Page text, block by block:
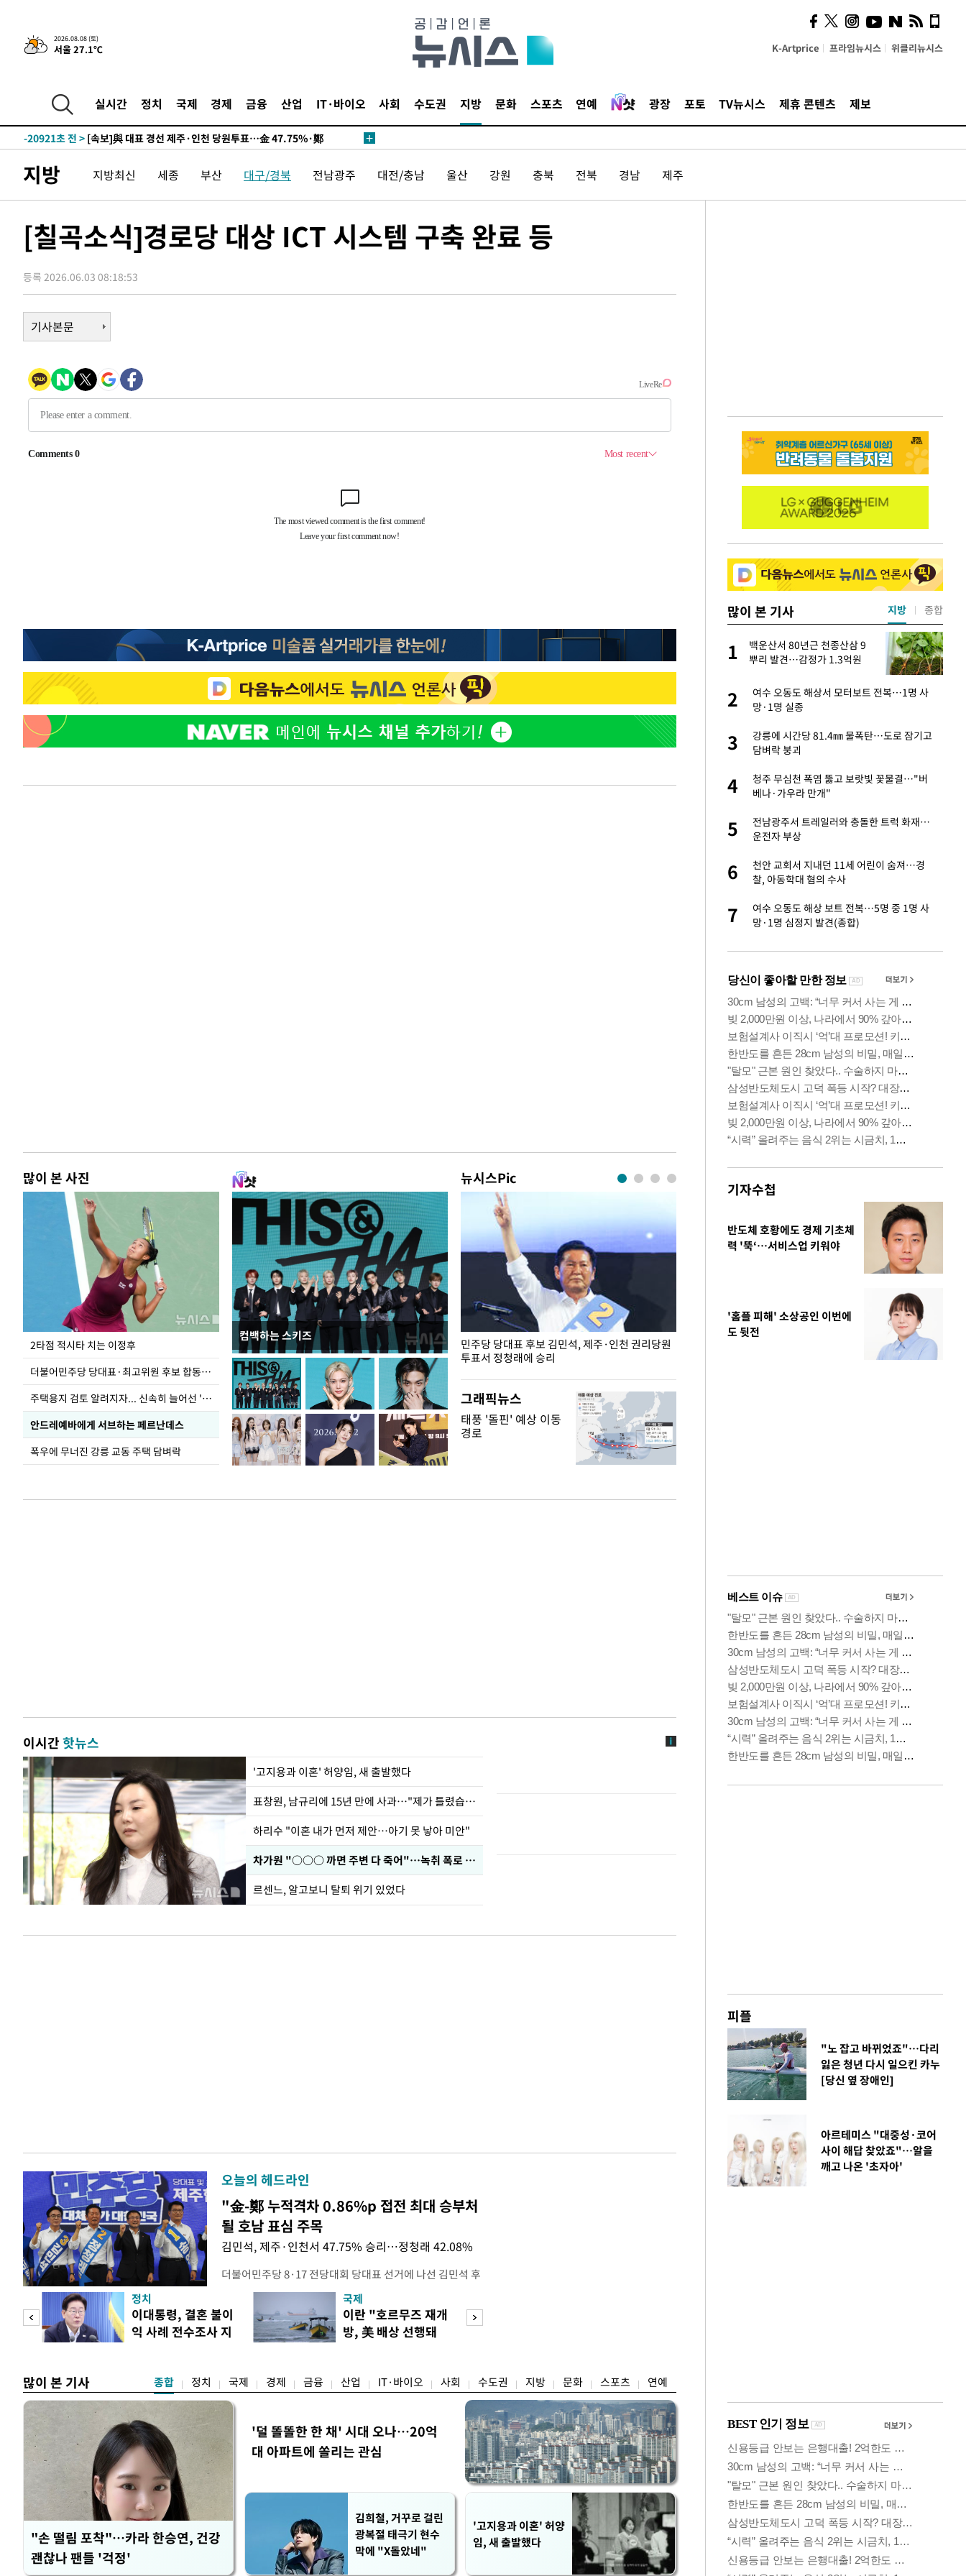
2026.08.08 (토)
서울 27.1℃ K-Artprice 프라임뉴시스 위클리뉴시스
실시간 정치 국제 경제 금융 산업 IT·바이오 사회 수도권 지방 문화 스포츠 연예 광장 포토 TV뉴시스 제휴 콘텐츠 제보
8시간 전 >[속보]뉴욕증시 상승 마감…S&P 0.6% 나스닥 1.3%↑
-21686초 전 >
한민수·김용 순
-21639초 전 >
[속보]김민석, 與 전대 당원투표 누적 득표율 45.42%로 1위… 정
청래 44.56%
-20921초 전 >
[속보]與 대표 경선 제주·인천 당원투표…金 47.75%·鄭
42.08%·宋 10.17%
-20455초 전 >이강인 "아틀레티코 이적 기뻐…등번호 7번 의미보단 팀 위해 뛸
것"
-20390초 전 >
[속보]與 당대표 경선, 제주·인천 권리당원 투표 김민석 승리
틀레티코 이적"
-13216초 전 >수도권 40도 육박 '펄펄'…동해안 일부 지역엔 호의주의보
-12185초 전 >
온열질환 사망자 3명 늘어…누적 환자 3000명 돌파
-6130초 전 >강릉에 시간당 81.4㎜ 물폭탄…도로 잠기고 담벼락 붕괴
-2237초 전 >백운산서 80년근 천종산삼 9뿌리 발견…감정가 1.3억원
53초 전 >선재도서 해루질 나섰다 실종 60대, 닷새 만에 숨진 채 발견
41분 전 >남자 농구, 나고야 아시안게임서 '홈팀' 일본과 한일전
1시간 전 >극한폭염 한풀 꺾이지만…'낮 최고 35도' 무더위, 열대야 계속[다음주
날씨]
2시간 전 >축구협회 "압수수색·성접대 논란 사과…쇄신의 기회로 삼겠다"
3시간 전 >[속보]'압수수색·성접대 논란' 축구협회 "실망과 걱정 안겨드려 죄송"
6시간 전 >'최고 37도' 폭염 지속…강원동해안 최대 150㎜ 비
8시간 전 >[속보]뉴욕증시 상승 마감…S&P 0.6% 나스닥 1.3%↑
[속보]與최고위원 제주·인천 순회경선…박선원·최민희·서미화·
[속보]김민석, 與 전대 당원투표 누적 득표율 45.42%로 1위… 정
[속보]與 대표 경선 제주·인천 당원투표…金 47.75%·鄭
틀레티코 이적"
-13216초 전 >
수도권 40도 육박 '펄펄'…동해안 일부 지역엔 호의주의보
온열질환 사망자 3명 늘어…누적 환자 3000명 돌파
-6130초 전 >강릉에 시간당 81.4㎜ 물폭탄…도로 잠기고 담벼락 붕괴
-2237초 전 >백운산서 80년근 천종산삼 9뿌리 발견…감정가 1.3억원
53초 전 >선재도서 해루질 나섰다 실종 60대, 닷새 만에 숨진 채 발견
41분 전 >
남자 농구, 나고야 아시안게임서 '홈팀' 일본과 한일전
지방 지방최신 세종 부산 대구/경북 전남광주 대전/충남 울산 강원 충북 전북 경남 제주
[칠곡소식]경로당 대상 ICT 시스템 구축 완료 등
등록 2026.06.03 08:18:53
기사본문
많이 본 사진
2타점 적시타 치는 이정후
더불어민주당 당대표·최고위원 후보 합동연설회
주택용지 검토 알려지자... 신속히 늘어선 '근조화환'
안드레예바에게 서브하는 페르난데스
폭우에 무너진 강릉 교동 주택 담벼락
컴백하는 스키즈
뉴시스Pic
이번주 국회에는 무슨 일이? [뉴시스국회토pic]
민주당 당대표 후보 김민석, 제주·인천 권리당원
투표서 정청래에 승리
무더위 잊는 도심형 여름 축제 '2026 서울 바캉스 용산어린이정원
그래픽뉴스
태풍 '돌핀' 예상 이동
경로
이시간핫뉴스
'고지용과 이혼' 허양임, 새 출발했다
표창원, 남규리에 15년 만에 사과…"제가 틀렸습니다"
하리수 "이혼 내가 먼저 제안…아기 못 낳아 미안"
차가원 "○○○ 까면 주변 다 죽어"…녹취 폭로 파장
르센느, 알고보니 탈퇴 위기 있었다
오늘의 헤드라인
"金-鄭 누적격차 0.86%p 접전 최대 승부처
될 호남 표심 주목
김민석, 제주·인천서 47.75% 승리…정청래 42.08%
더불어민주당 8·17 전당대회 당대표 선거에 나선 김민석 후
보가 8일 제주·인천 지역 순회경선에서 '누적 1위'를 탈환했
다. 앞서 정청래 후보 우세 지역으로 점쳐졌던 충청권과 부산
·울산·경남 경선에서 1승 1패를 주고 받은 김 후보는 이날
제주·인천 경선에서 이기며 '2승 1패'로 앞서가게 됐다. 다
정치
이대통령, 결혼 불이
익 사례 전수조사 지
국제
이란 "호르무즈 재개
방, 美 배상 선행돼
많이 본 기사 종합 정치 국제 경제 금융 산업 IT·바이오 사회 수도권 지방 문화 스포츠 연예
"손 떨림 포착"…카라 한승연, 건강
괜찮나 팬들 '걱정'
'덜 똘똘한 한 채' 시대 오나…20억
대 아파트에 쏠리는 관심
김희철, 거꾸로 걸린
광복절 태극기 현수
막에 "X돌았네"
'고지용과 이혼' 허양
임, 새 출발했다
많이 본 기사
"손 떨림 포착"…카라 한승
연, 건강 괜찮나 팬들 '걱정'
2
에 쏠리는 관심[세제 개편, 그 이후②]
3
김희철, 거꾸로 걸린 광복절 태극기 현수막에
"X돌았네"
4
1
백운산서 80년근 천종산삼 9
뿌리 발견…감정가 1.3억원
2
여수 오동도 해상서 모터보트 전복…1명 사
망·1명 실종
3
강릉에 시간당 81.4㎜ 물폭탄…도로 잠기고
담벼락 붕괴
4
청주 무심천 폭염 뚫고 보랏빛 꽃물결…"버
베나·가우라 만개"
5
전남광주서 트레일러와 충돌한 트럭 화재…
운전자 부상
6
천안 교회서 지내던 11세 어린이 숨져…경
찰, 아동학대 혐의 수사
7
여수 오동도 해상 보트 전복…5명 중 1명 사
망·1명 심정지 발견(종합)
지방 종합
기자수첩
반도체 호황에도 경제 기초체
력 '뚝‘…서비스업 키워야
'홈플 피해' 소상공인 이번에
도 뒷전
피플
"노 잡고 바뀌었죠"…다리
잃은 청년 다시 일으킨 카누
[당신 옆 장애인]
아르테미스 "대중성·코어
사이 해답 찾았죠"…알을
깨고 나온 '초자아'